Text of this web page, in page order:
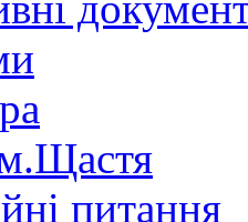
питання